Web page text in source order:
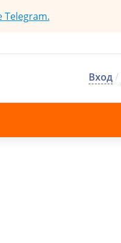
Telegram.
Вход/